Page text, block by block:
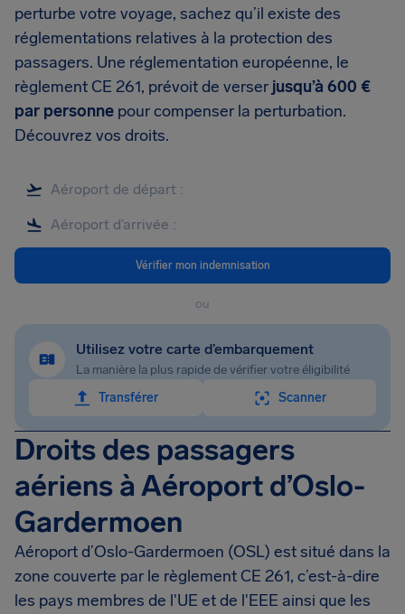
perturbe votre voyage, sachez qu’il existe des
réglementations relatives à la protection des
passagers. Une réglementation européenne, le
règlement CE 261, prévoit de verser jusqu’à 600 €
par personne pour compenser la perturbation.
Découvrez vos droits.
Vérifier mon indemnisation
ou
Utilisez votre carte d’embarquement
La manière la plus rapide de vérifier votre éligibilité
Transférer
Scanner
Droits des passagers
aériens à Aéroport d’Oslo-
Gardermoen
Aéroport d’Oslo-Gardermoen (OSL) est situé dans la
zone couverte par le règlement CE 261, c’est-à-dire
les pays membres de l'UE et de l'EEE ainsi que les